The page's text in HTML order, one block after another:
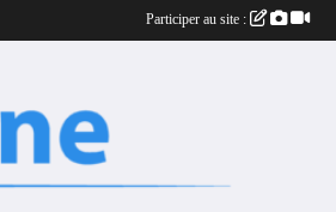
Participer au site :